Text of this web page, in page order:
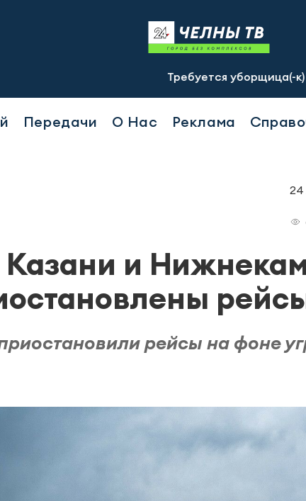
Требуется уборщица(-к) график
Передачи О Нас Реклама
24
Казани и
рейсы на фоне